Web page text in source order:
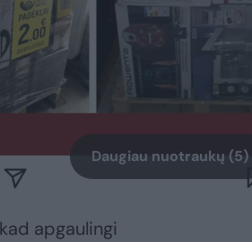
Daugiau nuotraukų (5)
apgaulingi